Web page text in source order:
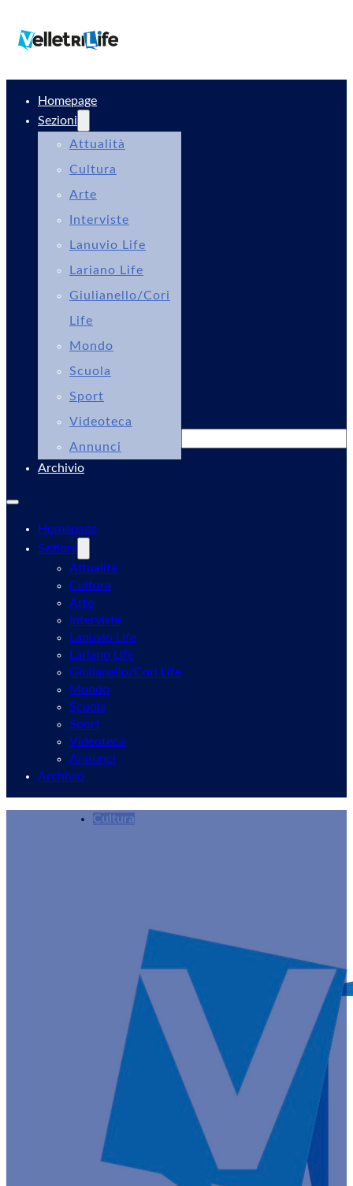
Homepage
Sezioni
Attualità
Cultura
Arte
Interviste
Lanuvio Life
Lariano Life
Giulianello/Cori
Life
Mondo
Scuola
Sport
Videoteca
Annunci
Archivio
Homepage
Sezioni
Attualità
Cultura
Arte
Interviste
Lanuvio Life
Lariano Life
Giulianello/Cori Life
Mondo
Scuola
Sport
Videoteca
Annunci
Archivio
Cultura